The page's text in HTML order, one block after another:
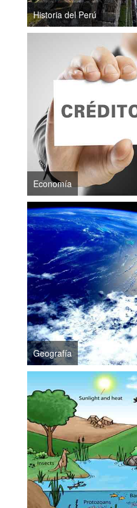
Historia del Perú
Economía
Geografía